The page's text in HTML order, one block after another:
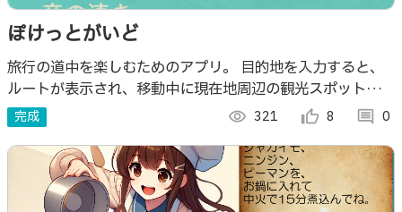
ぽけっとがいど
旅行の道中を楽しむためのアプリ。 目的地を入力すると、
ルートが表示され、移動中に現在地周辺の観光スポットの情
報を自動で読み上げてくれるアプリ。
完成 visibility 321 thumb_up_alt 8 comment 0